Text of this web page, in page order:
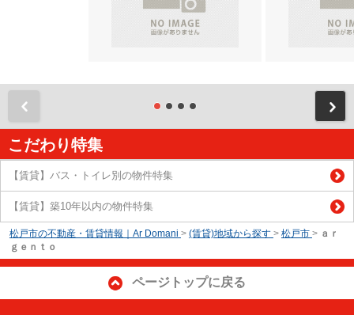
こだわり特集
【賃貸】バス・トイレ別の物件特集
【賃貸】築10年以内の物件特集
松戸市の不動産・賃貸情報｜Ar Domani > (賃貸)地域から探す > 松戸市 > ａｒ
ｇｅｎｔｏ
ページトップに戻る